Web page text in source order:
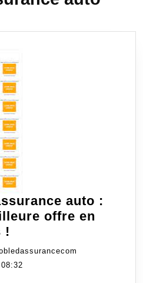
auto :
offre en
!
d’assurance
auto
08:32